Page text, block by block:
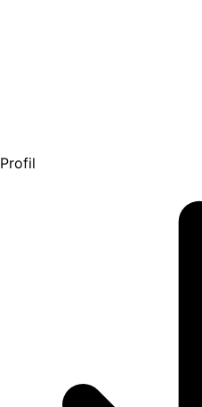
Profil